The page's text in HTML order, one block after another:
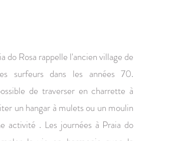
do Rosa rappelle l'ancien village de
surfeurs dans les années 70.
de traverser en charrette à
un hangar à mulets ou un moulin
activité . Les journées à Praia do